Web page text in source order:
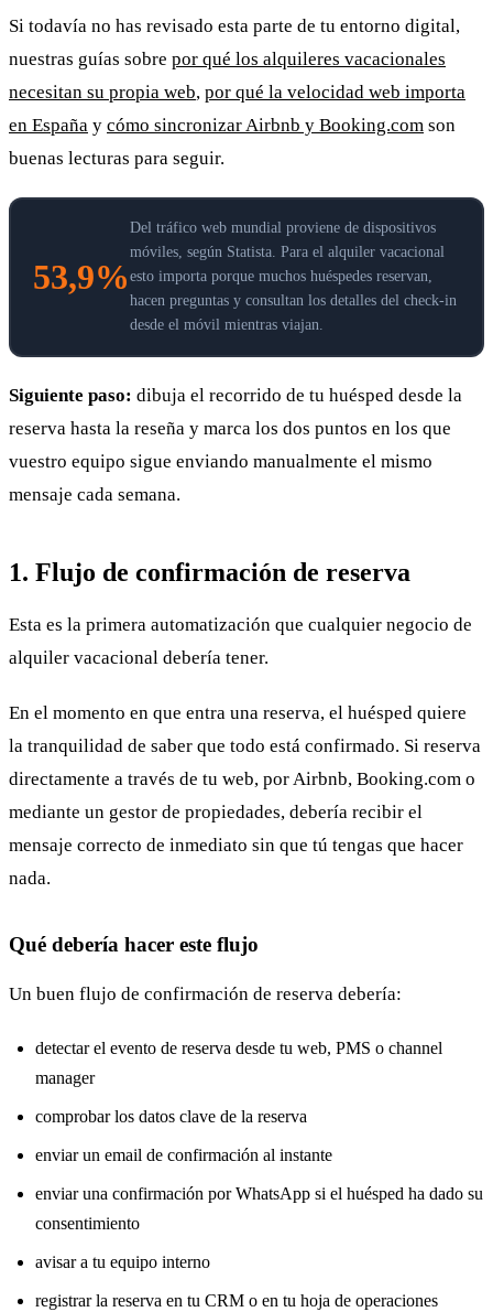
Si todavía no has revisado esta parte de tu entorno digital,
nuestras guías sobre por qué los alquileres vacacionales
necesitan su propia web, por qué la velocidad web importa
en España y cómo sincronizar Airbnb y Booking.com son
buenas lecturas para seguir.
53,9%
Del tráfico web mundial proviene de dispositivos
móviles, según Statista. Para el alquiler vacacional
esto importa porque muchos huéspedes reservan,
hacen preguntas y consultan los detalles del check-in
desde el móvil mientras viajan.
Siguiente paso: dibuja el recorrido de tu huésped desde la
reserva hasta la reseña y marca los dos puntos en los que
vuestro equipo sigue enviando manualmente el mismo
mensaje cada semana.
1. Flujo de confirmación de reserva
Esta es la primera automatización que cualquier negocio de
alquiler vacacional debería tener.
En el momento en que entra una reserva, el huésped quiere
la tranquilidad de saber que todo está confirmado. Si reserva
directamente a través de tu web, por Airbnb, Booking.com o
mediante un gestor de propiedades, debería recibir el
mensaje correcto de inmediato sin que tú tengas que hacer
nada.
Qué debería hacer este flujo
Un buen flujo de confirmación de reserva debería:
detectar el evento de reserva desde tu web, PMS o channel
manager
comprobar los datos clave de la reserva
enviar un email de confirmación al instante
enviar una confirmación por WhatsApp si el huésped ha dado su
consentimiento
avisar a tu equipo interno
registrar la reserva en tu CRM o en tu hoja de operaciones